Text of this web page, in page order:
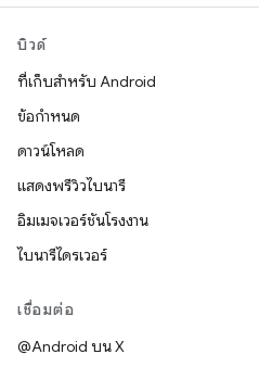
บิวด์
ที่เก็บสำหรับ Android
ข้อกำหนด
ดาวน์โหลด
แสดงพรีวิวไบนารี
อิมเมจเวอร์ชันโรงงาน
ไบนารีไดรเวอร์
เชื่อมต่อ
@Android บน X